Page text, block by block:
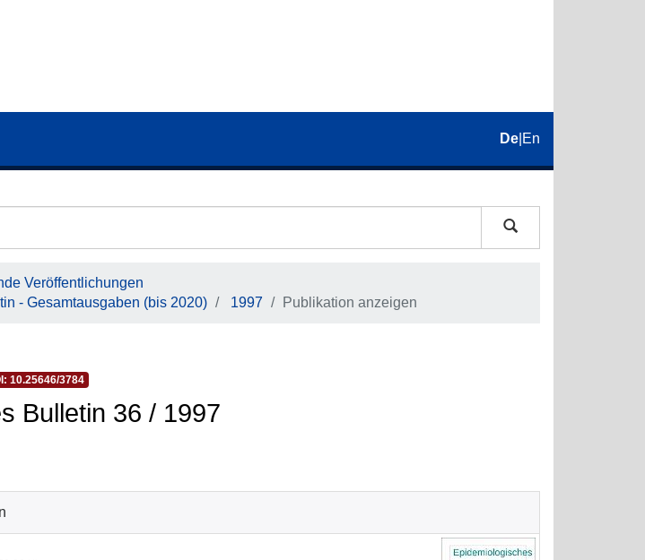
De En
Veröffentlichungen
- Gesamtausgaben (bis 2020)
1997 Publikation anzeigen
10.25646/3784
Bulletin 36 / 1997